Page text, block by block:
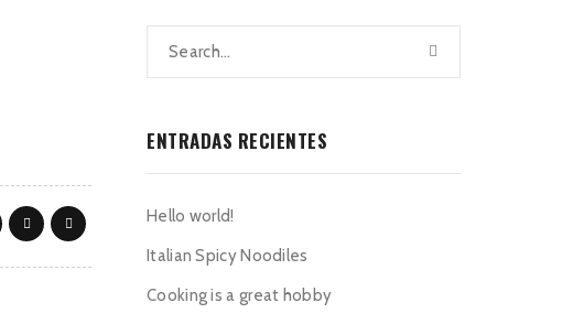
ENTRADAS RECIENTES
Hello world!
Italian Spicy Noodiles
Cooking is a great hobby